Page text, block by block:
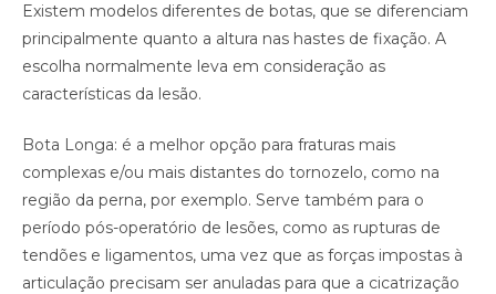
Existem modelos diferentes de botas, que se diferenciam
principalmente quanto a altura nas hastes de fixação. A
escolha normalmente leva em consideração as
características da lesão.
Bota Longa: é a melhor opção para fraturas mais
complexas e/ou mais distantes do tornozelo, como na
região da perna, por exemplo. Serve também para o
período pós-operatório de lesões, como as rupturas de
tendões e ligamentos, uma vez que as forças impostas à
articulação precisam ser anuladas para que a cicatrização